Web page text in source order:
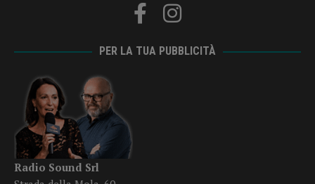
PER LA TUA PUBBLICITÀ
Radio Sound Srl